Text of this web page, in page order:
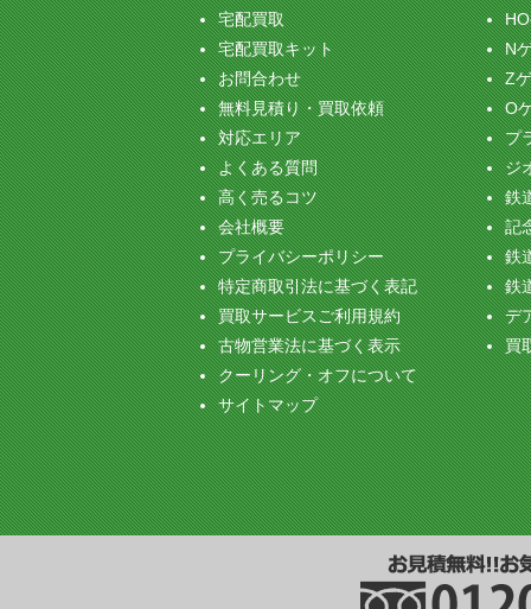
宅配買取
宅配買取キット
お問合わせ
無料見積り・買取依頼
対応エリア
よくある質問
高く売るコツ
会社概要
プライバシーポリシー
特定商取引法に基づく表記
買取サービスご利用規約
古物営業法に基づく表示
クーリング・オフについて
サイトマップ
N
Z
O
プ
ジ
鉄
記
鉄
鉄
デ
買